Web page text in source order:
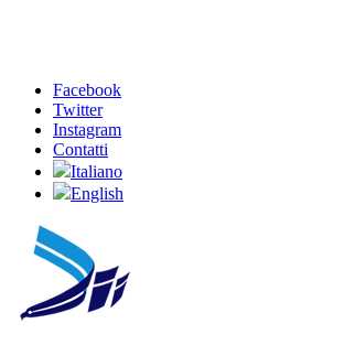
Facebook
Twitter
Instagram
Contatti
Italiano
English